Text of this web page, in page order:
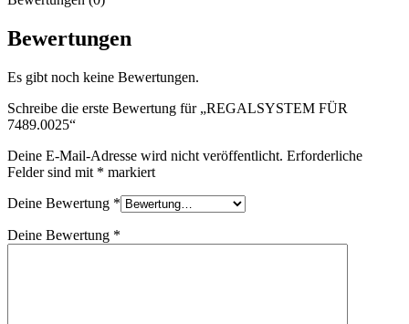
Bewertungen
Es gibt noch keine Bewertungen.
Schreibe die erste Bewertung für „REGALSYSTEM FÜR
7489.0025“
Deine E-Mail-Adresse wird nicht veröffentlicht. Erforderliche
Felder sind mit * markiert
Deine Bewertung *
Deine Bewertung *